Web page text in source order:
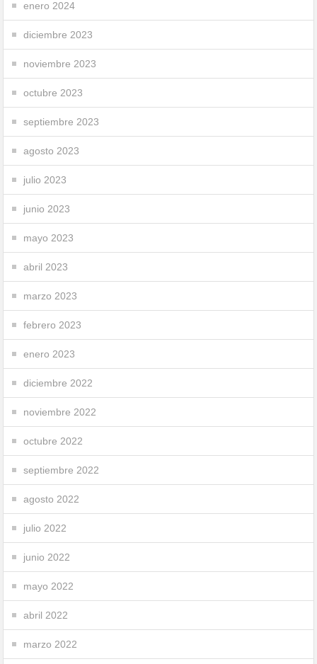
enero 2024
diciembre 2023
noviembre 2023
octubre 2023
septiembre 2023
agosto 2023
julio 2023
junio 2023
mayo 2023
abril 2023
marzo 2023
febrero 2023
enero 2023
diciembre 2022
noviembre 2022
octubre 2022
septiembre 2022
agosto 2022
julio 2022
junio 2022
mayo 2022
abril 2022
marzo 2022